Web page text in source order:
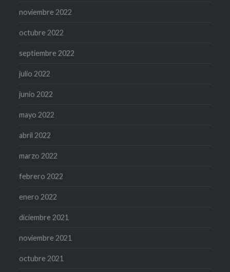
noviembre 2022
octubre 2022
septiembre 2022
julio 2022
junio 2022
mayo 2022
abril 2022
marzo 2022
febrero 2022
enero 2022
diciembre 2021
noviembre 2021
octubre 2021